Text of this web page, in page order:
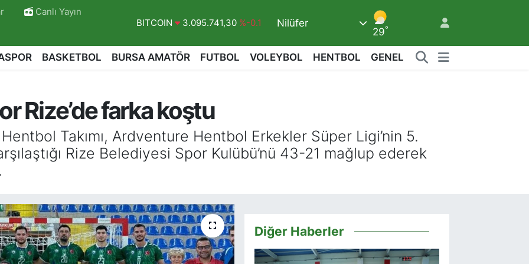
Canlı Yayın
EURO
55,2510 %0.32
BİST100
13.779
Nilüfer
29°
BASKETBOL BURSA AMATÖR FUTBOL VOLEYBOL HENTBOL GENEL
Rize’de farka koştu
Takımı, Ardventure Hentbol Erkekler Süper Ligi’nin 5.
Rize Belediyesi Spor Kulübü’nü 43-21 mağlup ederek
Diğer Haberler